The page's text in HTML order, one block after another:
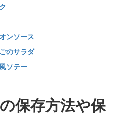
ンソース
のサラダ
ソテー
保存方法や保